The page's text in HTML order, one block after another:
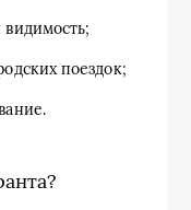
поездок;